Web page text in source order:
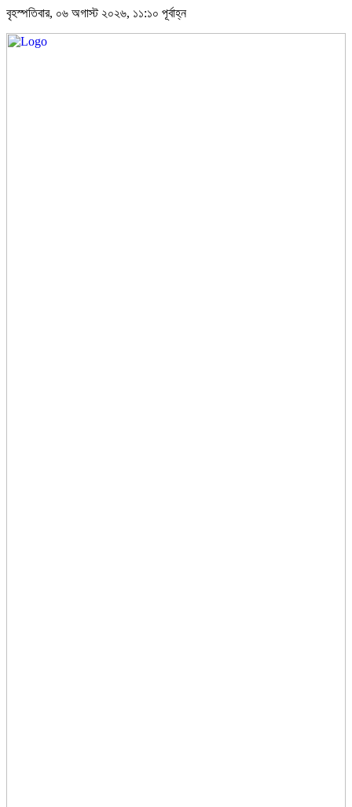
বৃহস্পতিবার, ০৬ অগাস্ট ২০২৬, ১১:১০ পূর্বাহ্ন